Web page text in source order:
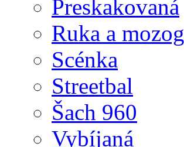
Preskakovaná
Ruka a mozog
Scénka
Streetbal
Šach 960
Vybíjaná